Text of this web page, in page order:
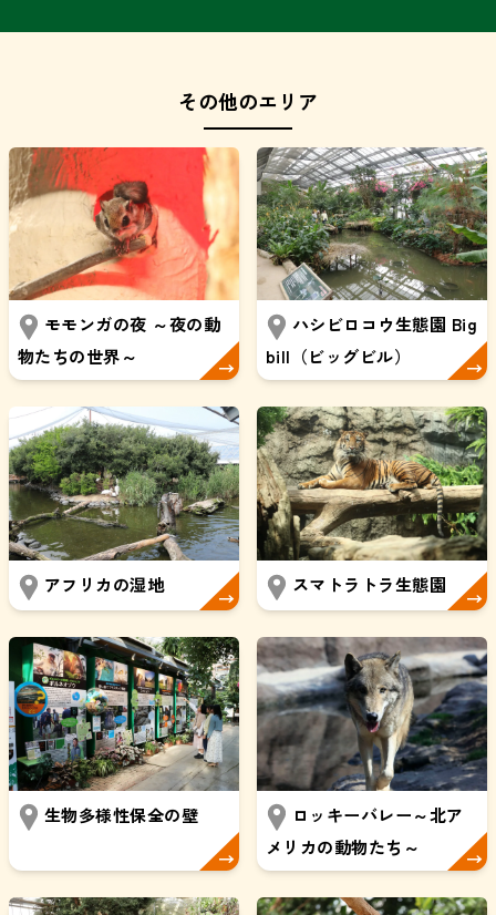
その他のエリア
モモンガの夜 ～夜の動
物たちの世界～
ハシビロコウ生態園 Big
bill（ビッグビル）
アフリカの湿地 スマトラトラ生態園
生物多様性保全の壁
ロッキーバレー～北ア
メリカの動物たち～